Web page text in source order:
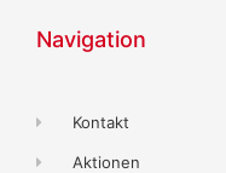
Navigation
Kontakt
Aktionen